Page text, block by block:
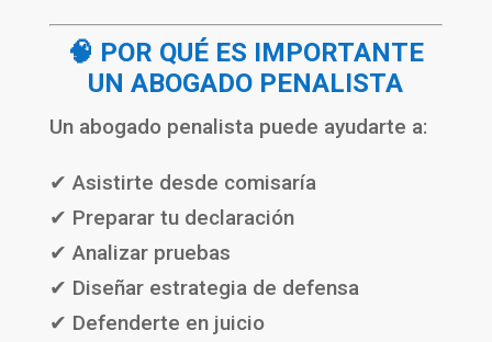
🧠 POR QUÉ ES IMPORTANTE
UN ABOGADO PENALISTA
Un abogado penalista puede ayudarte a:
✔ Asistirte desde comisaría
✔ Preparar tu declaración
✔ Analizar pruebas
✔ Diseñar estrategia de defensa
✔ Defenderte en juicio